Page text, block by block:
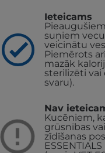
Ieteicams
suņiem
veicinātu
Piemērots
mazāk
sterilizēti vai
svaru).
Nav
Kucēniem,
grūsnības
zīdīšanas